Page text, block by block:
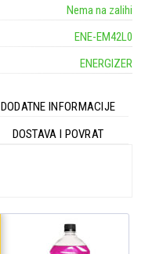
Nema na zalihi
ENE-EM42L0
ENERGIZER
DODATNE INFORMACIJE
DOSTAVA I POVRAT